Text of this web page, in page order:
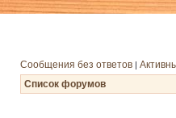
Сообщения без ответов |
Список форумов